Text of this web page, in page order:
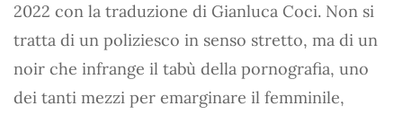
2022 con la traduzione di Gianluca Coci. Non si
tratta di un poliziesco in senso stretto, ma di un
noir che infrange il tabù della pornografia, uno
dei tanti mezzi per emarginare il femminile,